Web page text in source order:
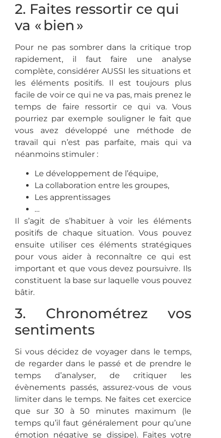
2. Faites ressortir ce qui
va « bien »
Pour ne pas sombrer dans la critique trop
rapidement, il faut faire une analyse
complète, considérer AUSSI les situations et
les éléments positifs. Il est toujours plus
facile de voir ce qui ne va pas, mais prenez le
temps de faire ressortir ce qui va. Vous
pourriez par exemple souligner le fait que
vous avez développé une méthode de
travail qui n’est pas parfaite, mais qui va
néanmoins stimuler :
Le développement de l’équipe,
La collaboration entre les groupes,
Les apprentissages
…
Il s’agit de s’habituer à voir les éléments
positifs de chaque situation. Vous pouvez
ensuite utiliser ces éléments stratégiques
pour vous aider à reconnaître ce qui est
important et que vous devez poursuivre. Ils
constituent la base sur laquelle vous pouvez
bâtir.
3. Chronométrez vos
sentiments
Si vous décidez de voyager dans le temps,
de regarder dans le passé et de prendre le
temps d’analyser, de critiquer les
évènements passés, assurez-vous de vous
limiter dans le temps. Ne faites cet exercice
que sur 30 à 50 minutes maximum (le
temps qu’il faut généralement pour qu’une
émotion négative se dissipe). Faites votre